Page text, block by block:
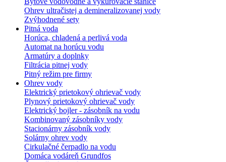
Ohrev ultračistej a demineralizovanej vody
Zvýhodnené sety
Pitná voda
Horúca, chladená a perlivá voda
Automat na horúcu vodu
Armatúry a doplnky
Filtrácia pitnej vody
Pitný režim pre firmy
Ohrev vody
Elektrický prietokový ohrievač vody
Plynový prietokový ohrievač vody
Elektrický bojler - zásobník na vodu
Kombinovaný zásobníky vody
Stacionárny zásobník vody
Solárny ohrev vody
Cirkulačné čerpadlo na vodu
Domáca vodáreň Grundfos